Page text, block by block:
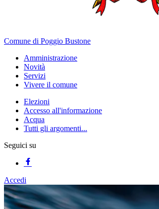
Comune di Poggio Bustone
Amministrazione
Novità
Servizi
Vivere il comune
Elezioni
Accesso all'informazione
Acqua
Tutti gli argomenti...
Seguici su
Accedi